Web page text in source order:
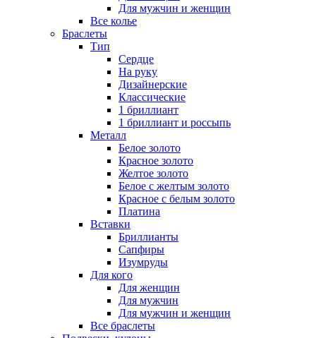
Для мужчин и женщин
Все колье
Браслеты
Тип
Сердце
На руку
Дизайнерские
Классические
1 бриллиант
1 бриллиант и россыпь
Металл
Белое золото
Красное золото
Желтое золото
Белое с желтым золото
Красное с белым золото
Платина
Вставки
Бриллианты
Сапфиры
Изумруды
Для кого
Для женщин
Для мужчин
Для мужчин и женщин
Все браслеты